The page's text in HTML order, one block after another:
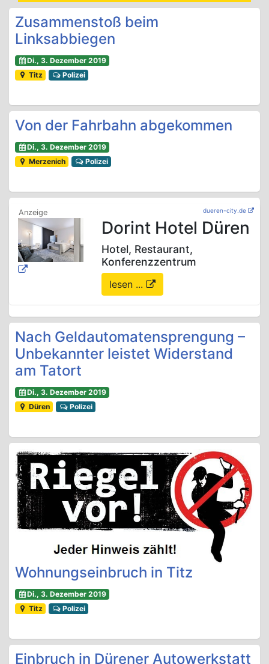
Zusammenstoß beim
Linksabbiegen
Di., 3. Dezember 2019
Titz
Polizei
Von der Fahrbahn abgekommen
Di., 3. Dezember 2019
Merzenich
Polizei
dueren-city.de
Dorint Hotel Düren
Hotel, Restaurant,
Konferenzzentrum
lesen ...
Nach Geldautomatensprengung –
Unbekannter leistet Widerstand
am Tatort
Di., 3. Dezember 2019
Düren
Polizei
Wohnungseinbruch in Titz
Di., 3. Dezember 2019
Titz
Polizei
Einbruch in Dürener Autowerkstatt